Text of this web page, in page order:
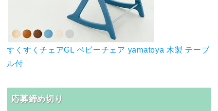
すくすくチェアGL ベビーチェア yamatoya 木製 テーブ
ル付
応募締め切り